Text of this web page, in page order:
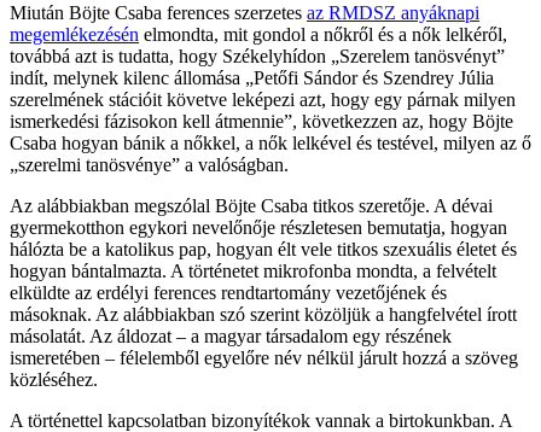
Miután Böjte Csaba ferences szerzetes az RMDSZ anyáknapi
megemlékezésén elmondta, mit gondol a nőkről és a nők lelkéről,
továbbá azt is tudatta, hogy Székelyhídon „Szerelem tanösvényt”
indít, melynek kilenc állomása „Petőfi Sándor és Szendrey Júlia
szerelmének stációit követve leképezi azt, hogy egy párnak milyen
ismerkedési fázisokon kell átmennie”, következzen az, hogy Böjte
Csaba hogyan bánik a nőkkel, a nők lelkével és testével, milyen az ő
„szerelmi tanösvénye” a valóságban.
Az alábbiakban megszólal Böjte Csaba titkos szeretője. A dévai
gyermekotthon egykori nevelőnője részletesen bemutatja, hogyan
hálózta be a katolikus pap, hogyan élt vele titkos szexuális életet és
hogyan bántalmazta. A történetet mikrofonba mondta, a felvételt
elküldte az erdélyi ferences rendtartomány vezetőjének és
másoknak. Az alábbiakban szó szerint közöljük a hangfelvétel írott
másolatát. Az áldozat – a magyar társadalom egy részének
ismeretében – félelemből egyelőre név nélkül járult hozzá a szöveg
közléséhez.
A történettel kapcsolatban bizonyítékok vannak a birtokunkban. A